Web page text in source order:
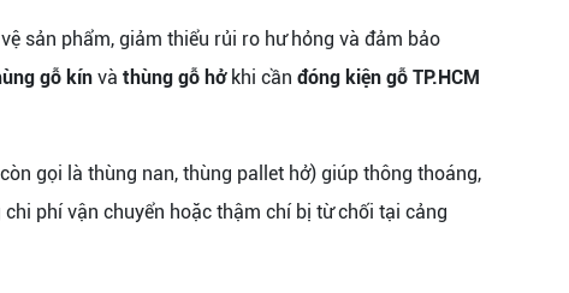
sản phẩm, giảm thiểu rủi ro hư hỏng và đảm bảo
gỗ kín và thùng gỗ hởkhi cần đóng kiện gỗ TP.HCM
gọi là thùng nan, thùng pallet hở) giúp thông thoáng,
phí vận chuyển hoặc thậm chí bị từ chối tại cảng